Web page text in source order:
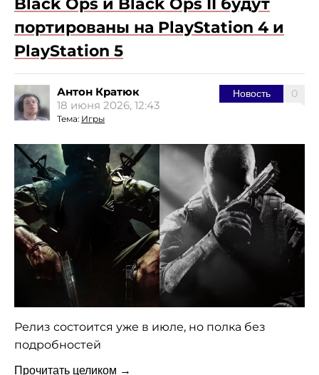
Black Ops и Black Ops II будут
портированы на PlayStation 4 и
PlayStation 5
0
Новость
Антон Кратюк
18 июня 2026, 12:43
Тема: Игры
Релиз состоится уже в июле, но полка без
подробностей
Прочитать целиком →